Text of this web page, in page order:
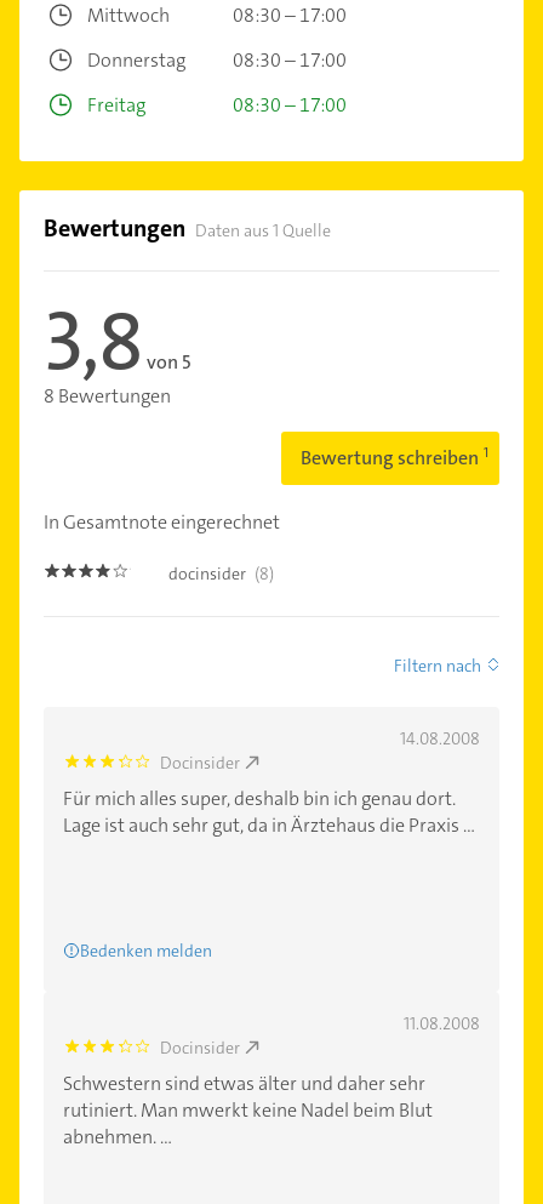
Mittwoch
08:30 – 17:00
Donnerstag
08:30 – 17:00
Freitag
08:30 – 17:00
Bewertungen Daten aus 1 Quelle
3,8 von 5
8 Bewertungen
Bewertung schreiben
In Gesamtnote eingerechnet
3.8 docinsider (8)
Filtern nach
14.08.2008
3.4 Docinsider
Für mich alles super, deshalb bin ich genau dort.
Lage ist auch sehr gut, da in Ärztehaus die Praxis ...
Bedenken melden
11.08.2008
3.4 Docinsider
Schwestern sind etwas älter und daher sehr
rutiniert. Man mwerkt keine Nadel beim Blut
abnehmen. ...